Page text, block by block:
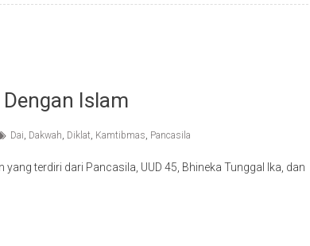
Islam
Dai, Dakwah, Diklat, Kamtibmas, Pancasila
terdiri dari Pancasila, UUD 45, Bhineka Tunggal Ika, dan